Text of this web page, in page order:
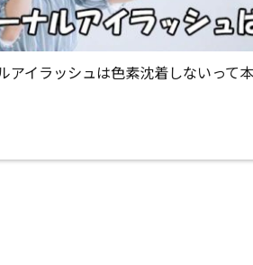
アイラッシュは色素沈着しないって本